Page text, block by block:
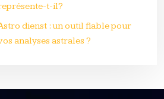
t-il?
dienst : un outil fiable pour
analyses astrales ?